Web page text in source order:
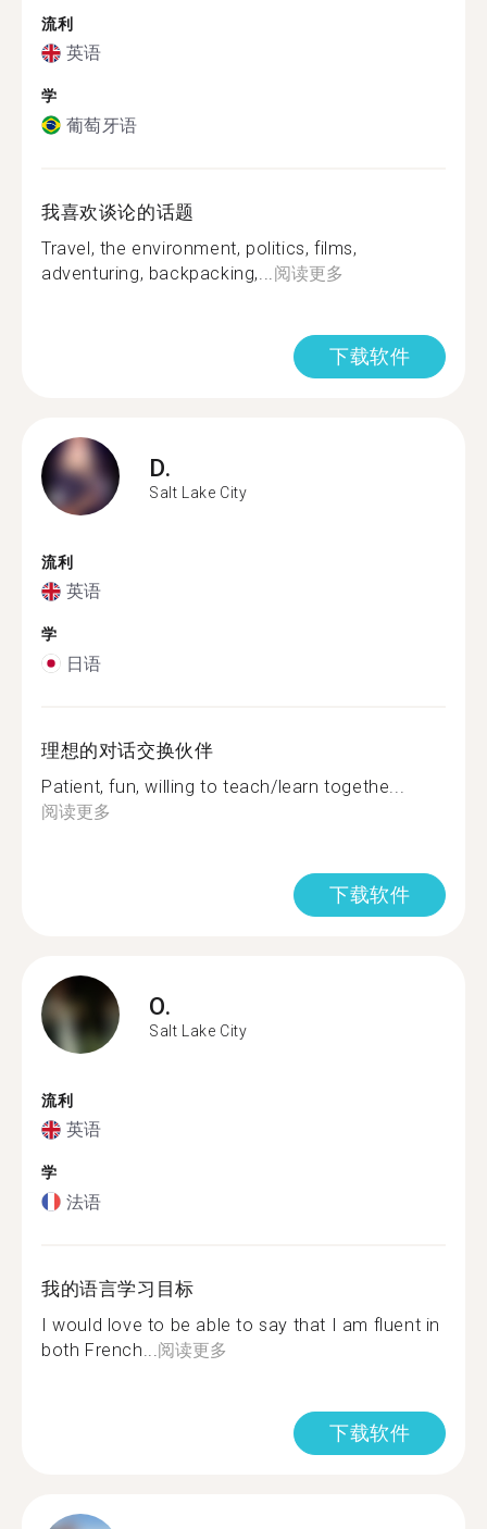
流利
英语
学
葡萄牙语
我喜欢谈论的话题
Travel, the environment, politics, films,
adventuring, backpacking,... 阅读更多
下载软件
D.
Salt Lake City
流利
英语
学
日语
理想的对话交换伙伴
Patient, fun, willing to teach/learn togethe...
阅读更多
下载软件
O.
Salt Lake City
流利
英语
学
法语
我的语言学习目标
I would love to be able to say that I am fluent in
both French... 阅读更多
下载软件